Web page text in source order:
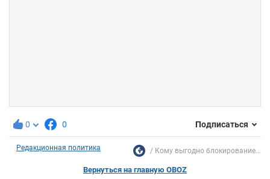
0 0 Подписаться
Редакционная политика Кому выгодно блокирование...
Вернуться на главную OBOZ